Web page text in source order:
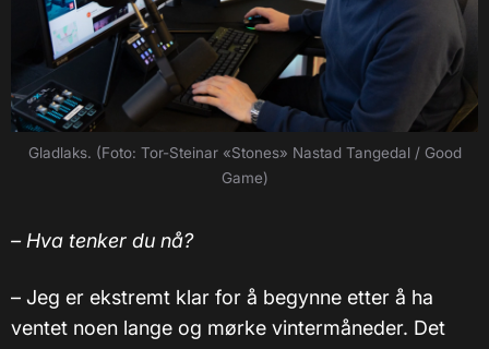
Gladlaks. (Foto: Tor-Steinar «Stones» Nastad Tangedal / Good
Game)
– Hva tenker du nå?
– Jeg er ekstremt klar for å begynne etter å ha
ventet noen lange og mørke vintermåneder. Det